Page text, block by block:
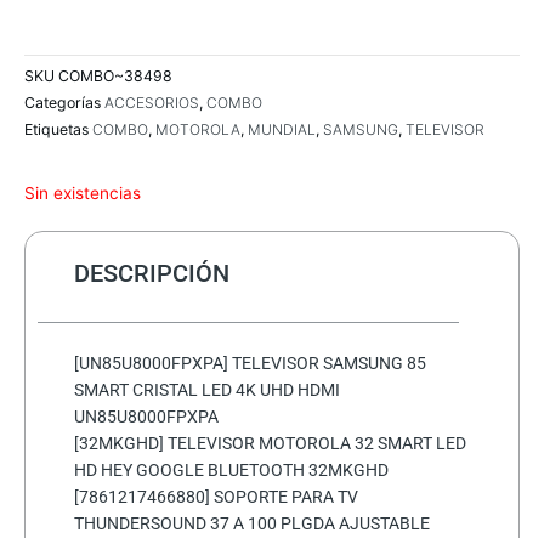
SKU COMBO~38498
Categorías ACCESORIOS, COMBO
Etiquetas COMBO, MOTOROLA, MUNDIAL, SAMSUNG, TELEVISOR
Sin existencias
DESCRIPCIÓN
[UN85U8000FPXPA] TELEVISOR SAMSUNG 85
SMART CRISTAL LED 4K UHD HDMI
UN85U8000FPXPA
[32MKGHD] TELEVISOR MOTOROLA 32 SMART LED
HD HEY GOOGLE BLUETOOTH 32MKGHD
[7861217466880] SOPORTE PARA TV
THUNDERSOUND 37 A 100 PLGDA AJUSTABLE